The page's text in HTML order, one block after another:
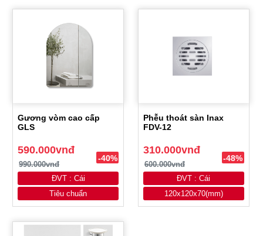
Gương vòm cao cấp
GLS
590.000vnđ
990.000vnđ
-40%
ĐVT : Cái
Tiêu chuẩn
Phễu thoát sàn Inax
FDV-12
310.000vnđ
600.000vnđ
-48%
ĐVT : Cái
120x120x70(mm)